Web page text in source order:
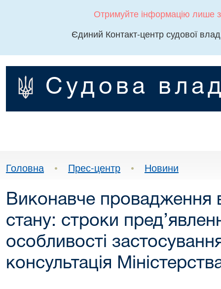
Отримуйте інформацію лише
Єдиний Контакт-центр судової
Судова
Головна • Прес-центр • Новини
Виконавче провадження
стану: строки
особливості
консультація